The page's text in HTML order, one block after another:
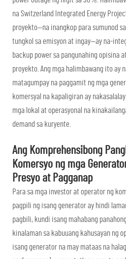
na Switzerland Integrated Energy
proyekto—na inangkop para sumunod
tungkol sa emisyon at ingay—ay na-
backup power sa pangunahing opisina
proyekto. Ang mga halimbawang ito ay
matagumpay na paggamit ng mga
komersyal na kapaligiran ay
mga lokal at operasyonal na
demand sa kuryente.
Ang Komprehensibong
Komersyo ng mga
Presyo at Pagganap
Para sa mga investor at operator ng
pagpili ng isang generator ay hindi
pagbili, kundi isang mahabang
kinalaman sa kabuuang kahusayan ng
isang generator na may mataas na